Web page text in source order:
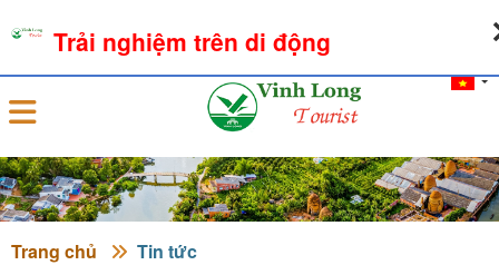
Đăng nhập
Trang chủ Tin tức
Trải nghiệm trên di động